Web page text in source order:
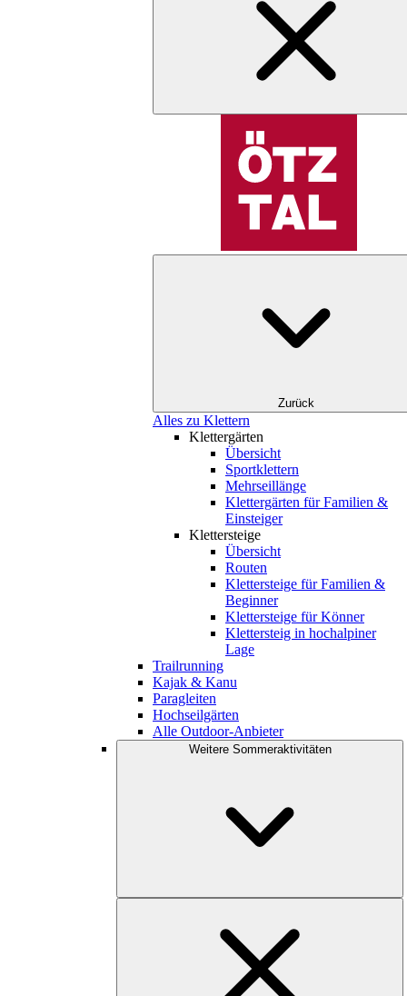
Zurück
Alles zu Klettern
Klettergärten
Übersicht
Sportklettern
Mehrseillänge
Klettergärten für Familien &
Einsteiger
Klettersteige
Übersicht
Routen
Klettersteige für Familien &
Beginner
Klettersteige für Könner
Klettersteig in hochalpiner
Lage
Trailrunning
Kajak & Kanu
Paragleiten
Hochseilgärten
Alle Outdoor-Anbieter
Weitere Sommeraktivitäten